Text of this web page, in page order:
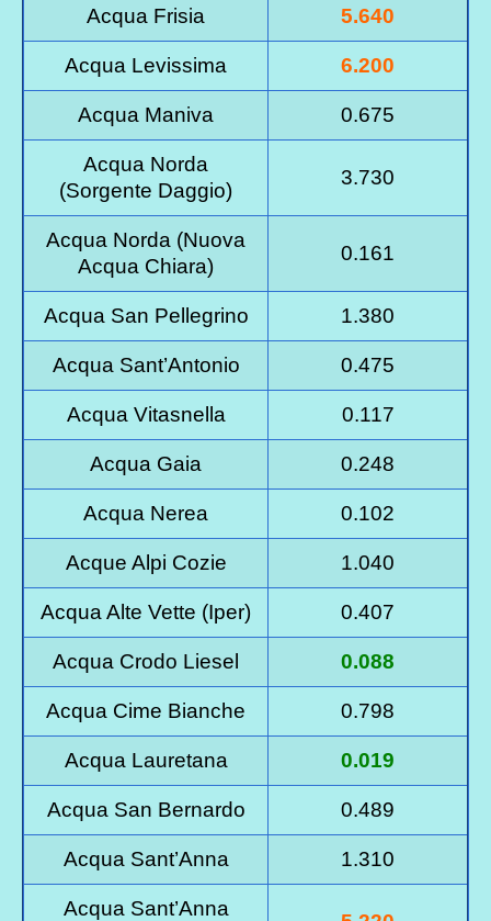
Acqua Frisia 5.640
Acqua Levissima 6.200
Acqua Maniva 0.675
Acqua Norda
(Sorgente Daggio)
3.730
Acqua Norda (Nuova
Acqua Chiara)
0.161
Acqua San Pellegrino 1.380
Acqua Sant’Antonio 0.475
Acqua Vitasnella 0.117
Acqua Gaia 0.248
Acqua Nerea 0.102
Acque Alpi Cozie 1.040
Acqua Alte Vette (Iper) 0.407
Acqua Crodo Liesel 0.088
Acqua Cime Bianche 0.798
Acqua Lauretana 0.019
Acqua San Bernardo 0.489
Acqua Sant’Anna 1.310
Acqua Sant’Anna